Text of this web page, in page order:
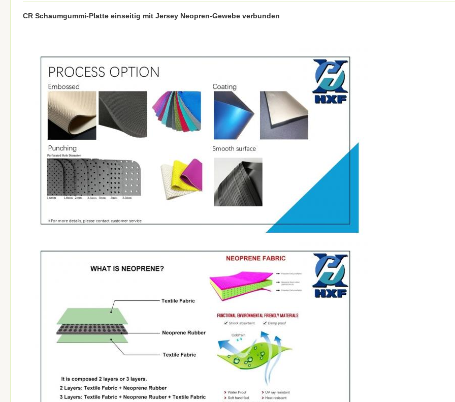
CR Schaumgummi-Platte einseitig mit Jersey Neopren-Gewebe verbunden